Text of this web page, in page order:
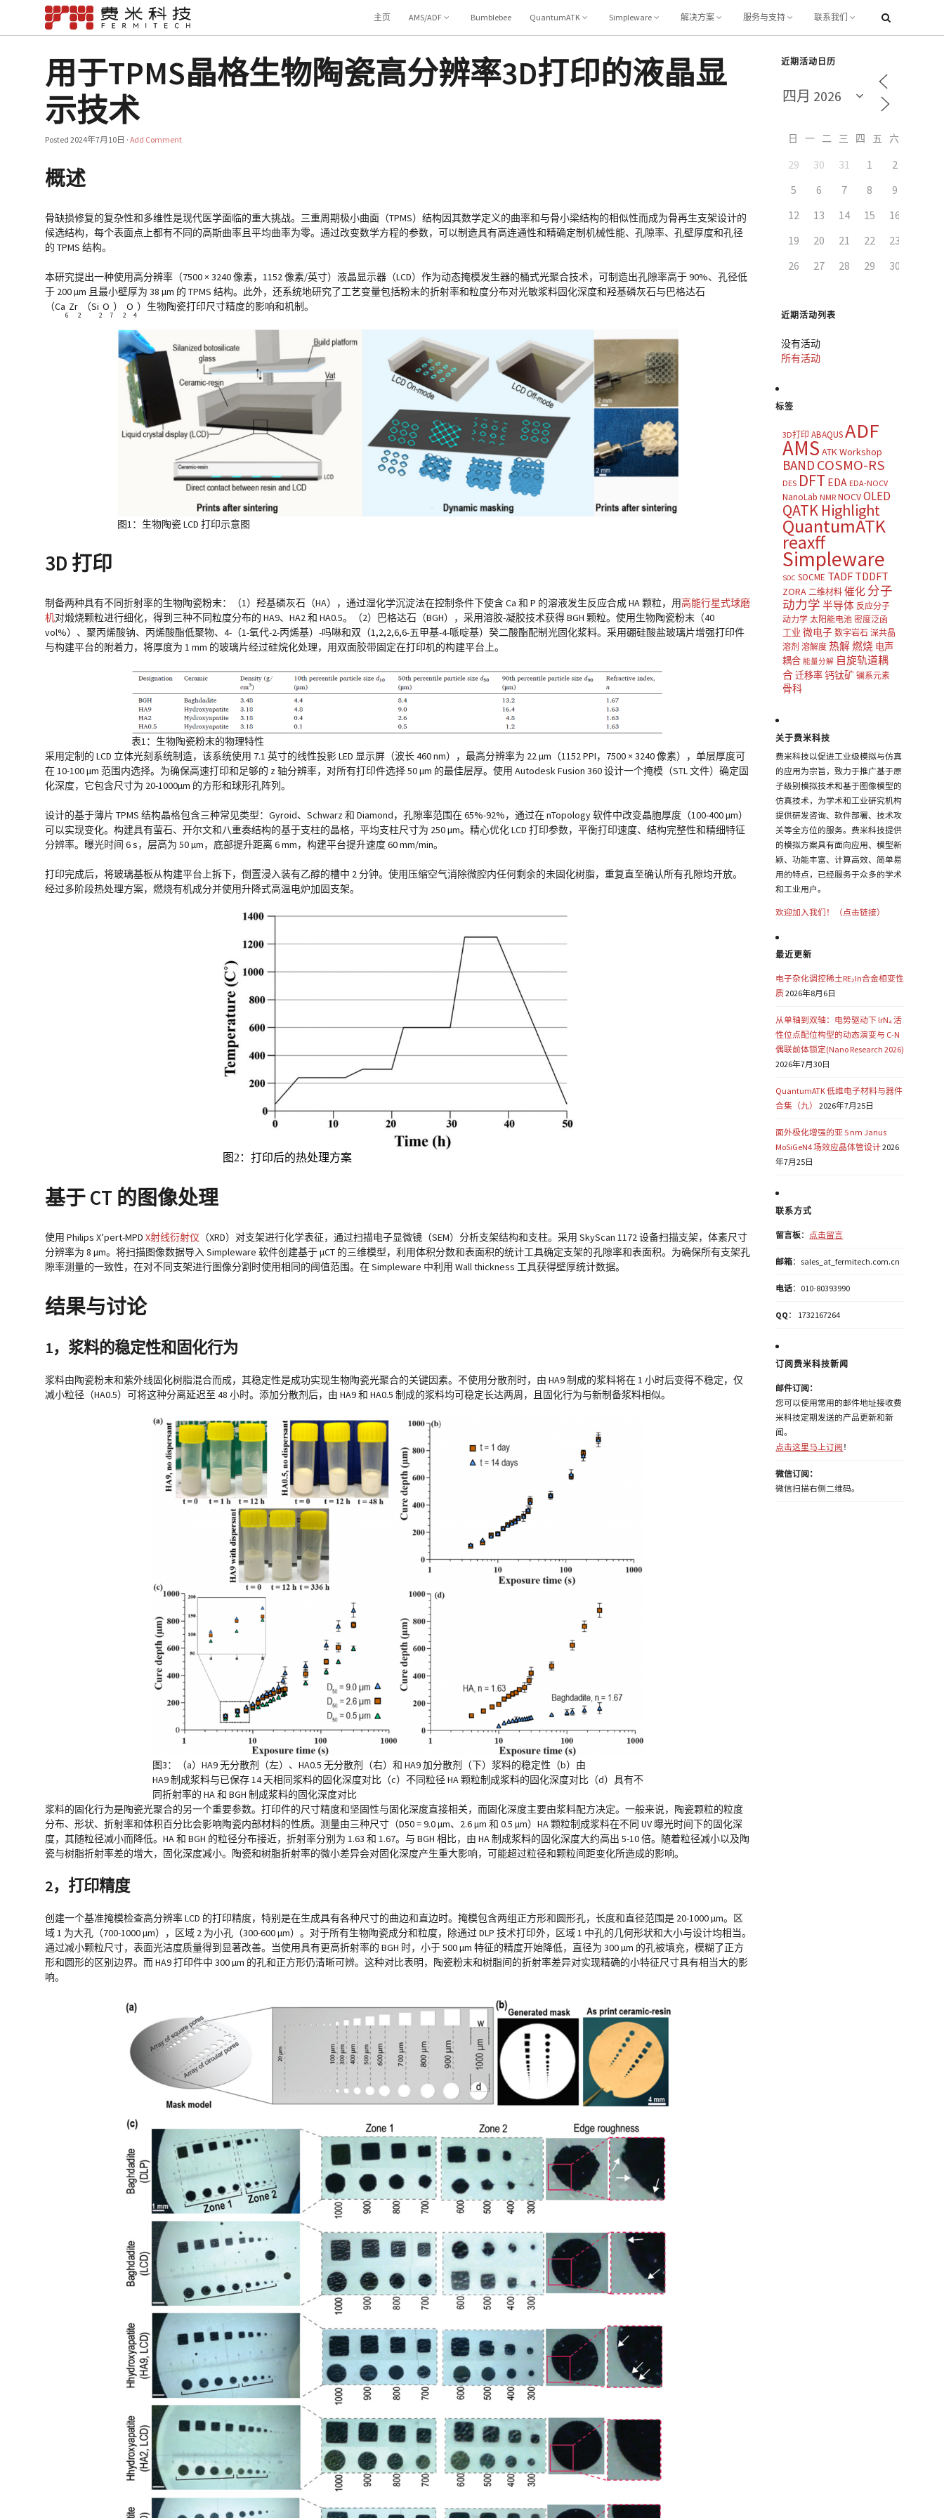
主页 AMS/ADF Bumblebee QuantumATK Simpleware 解决方案 服务与支持 联系我们
用于TPMS晶格生物陶瓷高分辨率3D打印的液晶显
示技术
Posted2024年7月10日 ·Add Comment
概述
骨缺损修复的复杂性和多维性是现代医学面临的重大挑战。三重周期极小曲面（TPMS）结构因其数学定义的曲率和与骨小梁结构的相似性而成为骨再生支架设计的
候选结构，每个表面点上都有不同的高斯曲率且平均曲率为零。通过改变数学方程的参数，可以制造具有高连通性和精确定制机械性能、孔隙率、孔壁厚度和孔径
的 TPMS 结构。
本研究提出一种使用高分辨率（7500 × 3240 像素，1152 像素/英寸）液晶显示器（LCD）作为动态掩模发生器的桶式光聚合技术，可制造出孔隙率高于 90%、孔径低
于 200 µm 且最小壁厚为 38 µm 的 TPMS 结构。此外，还系统地研究了工艺变量包括粉末的折射率和粒度分布对光敏浆料固化深度和羟基磷灰石与巴格达石
（Ca
6
Zr
2
（Si
2
O
7
）
2
O
4
）生物陶瓷打印尺寸精度的影响和机制。
图1：生物陶瓷 LCD 打印示意图
3D 打印
制备两种具有不同折射率的生物陶瓷粉末：（1）羟基磷灰石（HA），通过湿化学沉淀法在控制条件下使含 Ca 和 P 的溶液发生反应合成 HA 颗粒，用高能行星式球磨
机对煅烧颗粒进行细化，得到三种不同粒度分布的 HA9、HA2 和 HA0.5。（2）巴格达石（BGH），采用溶胶-凝胶技术获得 BGH 颗粒。使用生物陶瓷粉末（40
vol%）、聚丙烯酸钠、丙烯酸酯低聚物、4-（1-氧代-2-丙烯基）-吗啉和双（1,2,2,6,6-五甲基-4-哌啶基）癸二酸酯配制光固化浆料。采用硼硅酸盐玻璃片增强打印件
与构建平台的附着力，将厚度为 1 mm 的玻璃片经过硅烷化处理，用双面胶带固定在打印机的构建平台上。
表1：生物陶瓷粉末的物理特性
采用定制的 LCD 立体光刻系统制造，该系统使用 7.1 英寸的线性投影 LED 显示屏（波长 460 nm），最高分辨率为 22 µm（1152 PPI，7500 × 3240 像素），单层厚度可
在 10-100 µm 范围内选择。为确保高速打印和足够的 z 轴分辨率，对所有打印件选择 50 µm 的最佳层厚。使用 Autodesk Fusion 360 设计一个掩模（STL 文件）确定固
化深度，它包含尺寸为 20-1000µm 的方形和球形孔阵列。
设计的基于薄片 TPMS 结构晶格包含三种常见类型：Gyroid、Schwarz 和 Diamond，孔隙率范围在 65%-92%，通过在 nTopology 软件中改变晶胞厚度（100-400 µm）
可以实现变化。构建具有萤石、开尔文和八重奏结构的基于支柱的晶格，平均支柱尺寸为 250 µm。精心优化 LCD 打印参数，平衡打印速度、结构完整性和精细特征
分辨率。曝光时间 6 s，层高为 50 µm，底部提升距离 6 mm，构建平台提升速度 60 mm/min。
打印完成后，将玻璃基板从构建平台上拆下，倒置浸入装有乙醇的槽中 2 分钟。使用压缩空气消除微腔内任何剩余的未固化树脂，重复直至确认所有孔隙均开放。
经过多阶段热处理方案，燃烧有机成分并使用升降式高温电炉加固支架。
图2：打印后的热处理方案
基于 CT 的图像处理
使用 Philips X’pert-MPDX射线衍射仪 （XRD）对支架进行化学表征，通过扫描电子显微镜（SEM）分析支架结构和支柱。采用 SkyScan 1172 设备扫描支架，体素尺寸
分辨率为 8 µm。将扫描图像数据导入Simpleware 软件创建基于 μCT 的三维模型，利用体积分数和表面积的统计工具确定支架的孔隙率和表面积。为确保所有支架孔
隙率测量的一致性，在对不同支架进行图像分割时使用相同的阈值范围。在 Simpleware 中利用 Wall thickness 工具获得壁厚统计数据。
结果与讨论
1，浆料的稳定性和固化行为
浆料由陶瓷粉末和紫外线固化树脂混合而成，其稳定性是成功实现生物陶瓷光聚合的关键因素。不使用分散剂时，由 HA9 制成的浆料将在 1 小时后变得不稳定，仅
减小粒径（HA0.5）可将这种分离延迟至 48 小时。添加分散剂后，由 HA9 和 HA0.5 制成的浆料均可稳定长达两周，且固化行为与新制备浆料相似。
图3：（a）HA9 无分散剂（左）、HA0.5 无分散剂（右）和 HA9 加分散剂（下）浆料的稳定性（b）由
HA9 制成浆料与已保存 14 天相同浆料的固化深度对比（c）不同粒径 HA 颗粒制成浆料的固化深度对比（d）具有不
同折射率的 HA 和 BGH 制成浆料的固化深度对比
浆料的固化行为是陶瓷光聚合的另一个重要参数。打印件的尺寸精度和坚固性与固化深度直接相关，而固化深度主要由浆料配方决定。一般来说，陶瓷颗粒的粒度
分布、形状、折射率和体积百分比会影响陶瓷内部材料的性质。测量由三种尺寸（D50 = 9.0 µm、2.6 µm 和 0.5 µm）HA 颗粒制成浆料在不同 UV 曝光时间下的固化深
度，其随粒径减小而降低。HA 和 BGH 的粒径分布接近，折射率分别为 1.63 和 1.67。与 BGH 相比，由 HA 制成浆料的固化深度大约高出 5-10 倍。随着粒径减小以及陶
瓷与树脂折射率差的增大，固化深度减小。陶瓷和树脂折射率的微小差异会对固化深度产生重大影响，可能超过粒径和颗粒间距变化所造成的影响。
2，打印精度
创建一个基准掩模检查高分辨率 LCD 的打印精度，特别是在生成具有各种尺寸的曲边和直边时。掩模包含两组正方形和圆形孔，长度和直径范围是 20-1000 µm。区
域 1 为大孔（700-1000 µm），区域 2 为小孔（300-600 µm）。对于所有生物陶瓷成分和粒度，除通过 DLP 技术打印外，区域 1 中孔的几何形状和大小与设计均相当。
通过减小颗粒尺寸，表面光洁度质量得到显著改善。当使用具有更高折射率的 BGH 时，小于 500 µm 特征的精度开始降低，直径为 300 µm 的孔被填充，模糊了正方
形和圆形的区别边界。而 HA9 打印件中 300 µm 的孔和正方形仍清晰可辨。这种对比表明，陶瓷粉末和树脂间的折射率差异对实现精确的小特征尺寸具有相当大的影
响。
近期活动日历
日 一 二 三 四 五
29 30 31 1 2
5
6 7 8 9
12
13 14 15 16
19
20 21 22 23
26
27 28 29 30
近期活动列表
没有活动
所有活动
标签
3D打印 ABAQUSADF
AMS ATK Workshop
BAND COSMO-RS
DES DFT EDA EDA-NOCV
NanoLab NMR NOCVOLED
QATK Highlight
QuantumATK
reaxff
Simpleware
SOC SOCME TADF TDDFT
ZORA 二维材料 催化 分子
动力学 半导体 反应分子
动力学 太阳能电池 密度泛函
工业 微电子 数字岩石 深共晶
溶剂 溶解度 热解燃烧 电声
耦合 能量分解 自旋轨道耦
合迁移率钙钛矿 镧系元素
骨科
关于费米科技
费米科技以促进工业级模拟与仿真
的应用为宗旨，致力于推广基于原
子级别模拟技术和基于图像模型的
仿真技术，为学术和工业研究机构
提供研发咨询、软件部署、技术攻
关等全方位的服务。费米科技提供
的模拟方案具有面向应用、模型新
颖、功能丰富、计算高效、简单易
用的特点，已经服务于众多的学术
和工业用户。
欢迎加入我们！（点击链接）
最近更新
电子杂化调控稀土RE₂In合金相变性
质2026年8月6日
从单轴到双轴：电势驱动下 IrN₄ 活
性位点配位构型的动态演变与 C-N
偶联前体锁定(Nano Research 2026)
2026年7月30日
QuantumATK 低维电子材料与器件
合集（九）
2026年7月25日
面外极化增强的亚 5 nm Janus
MoSiGeN4 场效应晶体管设计2026
年7月25日
联系方式
留言板： 点击留言
邮箱：sales_at_fermitech.com.cn
电话：010-80393990
QQ ： 1732167264
订阅费米科技新闻
邮件订阅：
您可以使用常用的邮件地址接收费
米科技定期发送的产品更新和新
闻。
点击这里马上订阅 ！
微信订阅：
微信扫描右侧二维码。